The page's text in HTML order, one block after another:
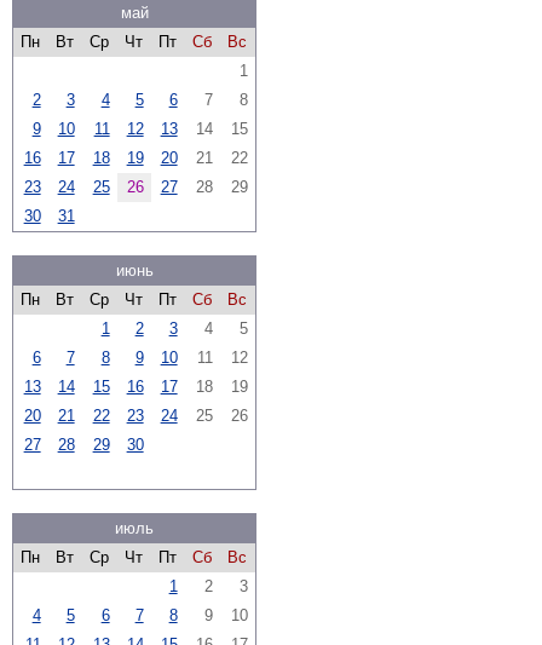
май
Пн
Вт Ср Чт Пт Сб
Вс
1
2
3 4 5 6 7
8
9
10 11 12 13 14
15
16
17 18 19 20 21
22
23
24 25 26 27 28
29
30
31
июнь
Пн
Вт Ср Чт Пт Сб
Вс
1
2 3 4
5
6
7 8 9 10 11
12
13
14 15 16 17 18
19
20
21 22 23 24 25
26
27
28 29 30
июль
Пн
Вт Ср Чт Пт Сб
Вс
1
2
3
4
5 6 7 8 9
10